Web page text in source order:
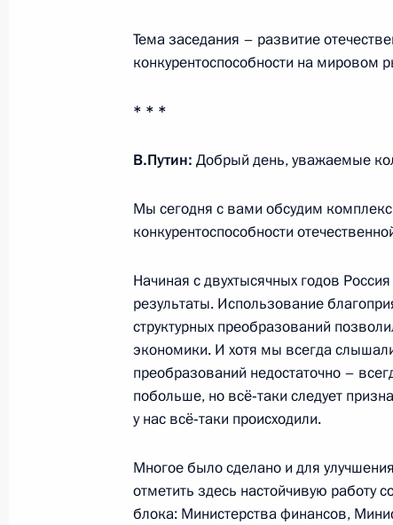
Совещание с членами
Совещание с членами
Совещание с членами
18 февраля 2015 года, 18:15
Совещание с членами
4 февраля 2015 года, 16:20
Совещание с членами
Тема заседания – развитие
конкурентоспособности на мировом
* * *
В.Путин: Добрый день, уважаемые
Мы сегодня с вами обсудим
конкурентоспособности
Начиная с двухтысячных годов
результаты. Использование
структурных преобразований
экономики. И хотя мы всегда слышали
преобразований недостаточно –
побольше, но всё‑таки следует
у нас всё‑таки происходили.
Многое было сделано и для
отметить здесь настойчивую работу
блока: Министерства финансов,